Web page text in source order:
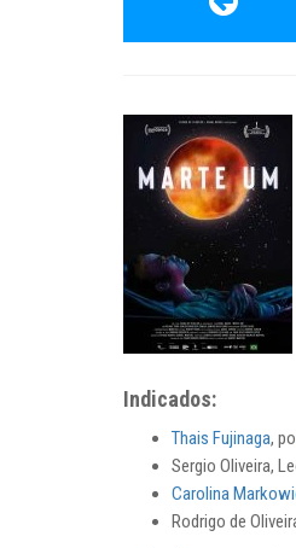
Indicados:
Thais Fujinaga,
Sergio Oliveira,
Carolina
Rodrigo de